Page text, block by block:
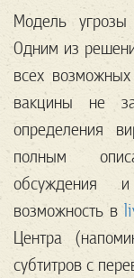
Модель
Одним из
всех
вакцины не
определения
полным
обсуждения
возможность в
Центра
субтитров с